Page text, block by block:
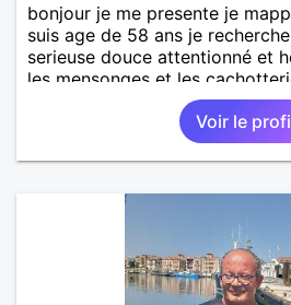
bonjour je me presente je
suis age de 58 ans je
serieuse douce attentionné et
les mensonges et les
sensible doux câlin et franc. PS
Marseille mes fans de l'équipe
département de la Nièvre 58
Voir le